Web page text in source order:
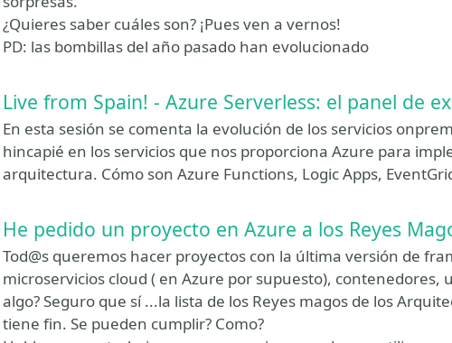
¿Quieres saber cuáles son? ¡Pues ven a vernos!
PD: las bombillas del año pasado han evolucionado
Live from Spain! - Azure Serverless: el panel de
En esta sesión se comenta la evolución de los servicios
hincapié en los servicios que nos proporciona Azure para
arquitectura. Cómo son Azure Functions, Logic Apps,
He pedido un proyecto en Azure a los Reyes
Tod@s queremos hacer proyectos con la última versión de
microservicios cloud ( en Azure por supuesto), contenedores,
algo? Seguro que sí ...la lista de los Reyes magos de los
tiene fin. Se pueden cumplir? Como?